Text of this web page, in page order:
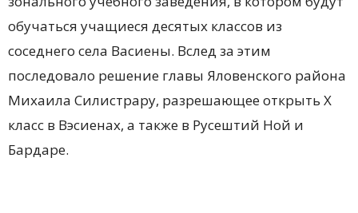
обучаться учащиеся десятых классов из
соседнего села Васиены. Вслед за этим
последовало решение главы Яловенского района
Михаила Силистрару, разрешающее открыть X
класс в Вэсиенах, а также в Русештий Ной и
Бардаре.